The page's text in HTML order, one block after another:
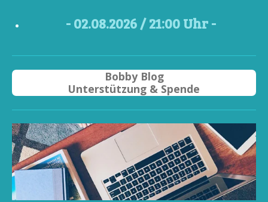
- 02.08.2026 / 21:00 Uhr -
Bobby Blog
Unterstützung & Spende